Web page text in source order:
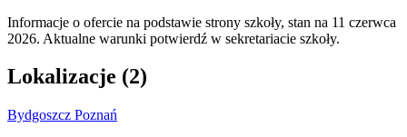
Informacje o ofercie na podstawie strony szkoły, stan na 11 czerwca
2026. Aktualne warunki potwierdź w sekretariacie szkoły.
Lokalizacje (2)
Bydgoszcz Poznań